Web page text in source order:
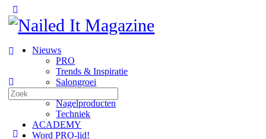
Side
Panel
Nieuws
PRO
Trends & Inspiratie
Salongroei
Nagelproducten
Techniek
ACADEMY
Word PRO-lid!
Zoeken
naar: